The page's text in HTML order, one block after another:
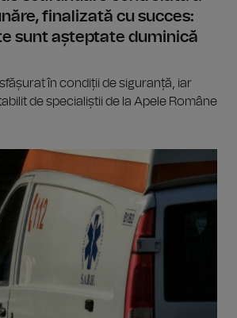
finalizată cu succes:
sunt așteptate duminică
în condiții de siguranță, iar
de specialiștii de la Apele Române